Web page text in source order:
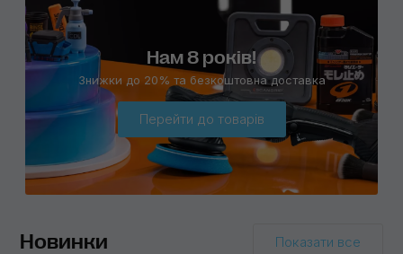
Нам 8 років!
Знижки до 20% та безкоштовна доставка
Перейти до товарів
Новинки Показати все